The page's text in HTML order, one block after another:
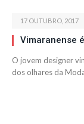
17 OUTUBRO, 2017
Vimaranense
O jovem designer
dos olhares da